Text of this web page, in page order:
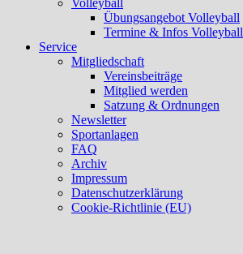
Übungsangebot Volleyball
Termine & Infos Volleyball
Service
Mitgliedschaft
Vereinsbeiträge
Mitglied werden
Satzung & Ordnungen
Newsletter
Sportanlagen
FAQ
Archiv
Impressum
Datenschutzerklärung
Cookie-Richtlinie (EU)